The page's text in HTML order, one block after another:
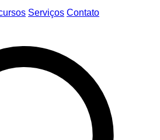
Serviços Contato